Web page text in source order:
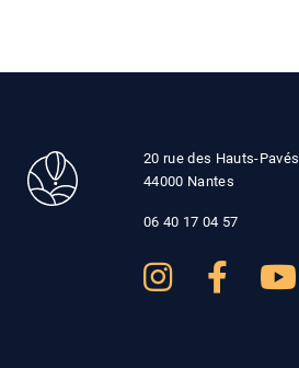
20 rue des Hauts-Pavés
44000 Nantes
06 40 17 04 57